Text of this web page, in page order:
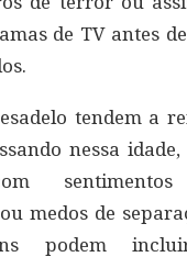
de TV antes
tendem a
nessa
sentimentos
medos de
podem